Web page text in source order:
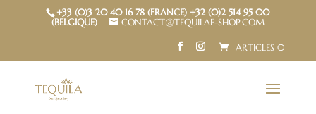
+33 (0)3 20 40 16 78 (FRANCE) +32 (0)2 514 95 00
(BELGIQUE)
CONTACT@TEQUILAE-SHOP.COM
ARTICLES 0